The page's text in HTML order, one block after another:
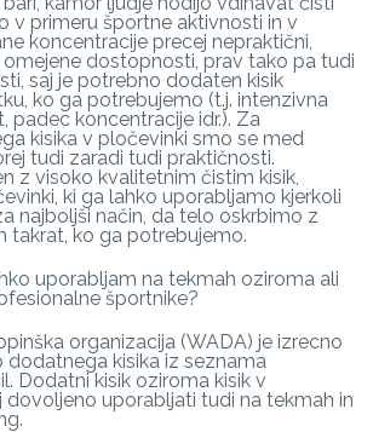
v primeru športne aktivnosti in v
koncentracije precej nepraktični,
dostopnosti, prav tako pa tudi
saj je potrebno dodaten kisik
ko ga potrebujemo (t.j. intenzivna
padec koncentracije idr.). Za
kisika v pločevinki smo se med
tudi zaradi tudi praktičnosti.
z visoko kvalitetnim čistim kisik,
ki ga lahko uporabljamo kjerkoli
najboljši način, da telo oskrbimo z
takrat, ko ga potrebujemo.
uporabljam na tekmah oziroma ali
športnike?
organizacija (WADA) je izrecno
dodatnega kisika iz seznama
Dodatni kisik oziroma kisik v
dovoljeno uporabljati tudi na tekmah in